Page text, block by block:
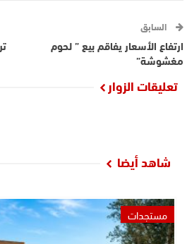
السابق
ارتفاع الأسعار يفاقم بيع ” لحوم
مغشوشة”
تعليقات الزوار
شاهد أيضا
مستجدات